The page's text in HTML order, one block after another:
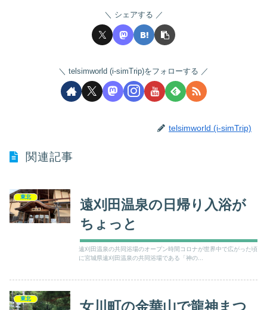
シェアする
telsimworld (i-simTrip)をフォローする
telsimworld (i-simTrip)
関連記事
東北
遠刈田温泉の日帰り入浴が
ちょっと
遠刈田温泉の共同浴場のオープン時間コロナが世界中で広がった頃
に宮城県遠刈田温泉の共同浴場である「神の...
東北 女川町の金華山で龍神まつ